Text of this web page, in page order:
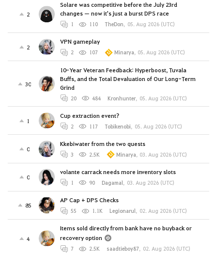
2
Solare was competitive before the July 23rd
changes — now it's just a burst DPS race
1 110 TheDon, 05. Aug 2026 (UTC)
2
VPN gameplay
2 107 Minarya, 05. Aug 2026 (UTC)
30
10-Year Veteran Feedback: Hyperboost, Tuvala
Buffs, and the Total Devaluation of Our Long-Term
Grind
20 484 Kronhunter, 05. Aug 2026 (UTC)
1
Cup extraction event?
2 117 Tobikenobi, 05. Aug 2026 (UTC)
0
Kkebiwater from the two quests
3 2.5K Minarya, 03. Aug 2026 (UTC)
0
volante carrack needs more inventory slots
1 90 Dagamal, 03. Aug 2026 (UTC)
85
AP Cap + DPS Checks
55 1.1K Legionarul, 02. Aug 2026 (UTC)
4
Items sold directly from bank have no buyback or
recovery option
7 2.5K saadtieboy87, 02. Aug 2026 (UTC)